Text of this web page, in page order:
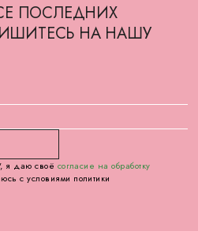
ПОСЛЕДНИХ
НА НАШУ
я даю своё согласие на обработку
с условиями политики